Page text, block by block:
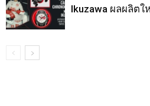
Ikuzawa ผลผลิต